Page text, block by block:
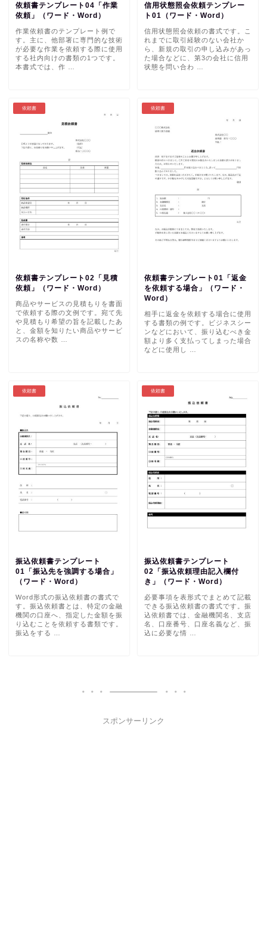
依頼書テンプレート04「作業
依頼」（ワード・Word）
作業依頼書のテンプレート例で
す。主に、他部署に専門的な技術
が必要な作業を依頼する際に使用
する社内向けの書類の1つです。
本書式では、作 …
信用状態照会依頼テンプレー
ト01（ワード・Word）
信用状態照会依頼の書式です。こ
れまでに取引経験のない会社か
ら、新規の取引の申し込みがあっ
た場合などに、第3の会社に信用
状態を問い合わ …
依頼書
依頼書テンプレート02「見積
依頼」（ワード・Word）
商品やサービスの見積もりを書面
で依頼する際の文例です。宛て先
や見積もり希望の旨を記載したあ
と、金額を知りたい商品やサービ
スの名称や数 …
依頼書
依頼書テンプレート01「返金
を依頼する場合」（ワード・
Word）
相手に返金を依頼する場合に使用
する書類の例です。ビジネスシー
ンなどにおいて、振り込むべき金
額より多く支払ってしまった場合
などに使用し …
依頼書
振込依頼書テンプレート
01「振込先を強調する場合」
（ワード・Word）
Word形式の振込依頼書の書式で
す。振込依頼書とは、特定の金融
機関の口座へ、指定した金額を振
り込むことを依頼する書類です。
振込をする …
依頼書
振込依頼書テンプレート
02「振込依頼理由記入欄付
き」（ワード・Word）
必要事項を表形式でまとめて記載
できる振込依頼書の書式です。振
込依頼書では、金融機関名、支店
名、口座番号、口座名義など、振
込に必要な情 …
スポンサーリンク